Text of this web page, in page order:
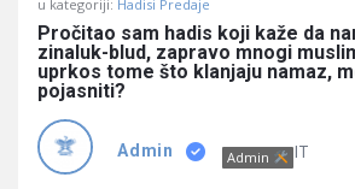
Latest
Pitanja
u kategoriji: Hadisi Predaje
Pročitao sam hadis koji kaže da
zinaluk-blud, zapravo mnogi
uprkos tome što klanjaju namaz,
pojasniti?
Admin Admin IT